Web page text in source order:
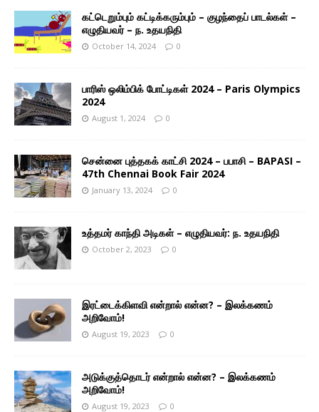
கட்டெறும்பும் கட்டிக்கரும்பும் – குழந்தைப் பாடல்கள் –
எழுதியவர் – ந. உதயநிதி
October 14, 2024 0
பாரிஸ் ஒலிம்பிக் போட்டிகள் 2024 – Paris Olympics
2024
August 1, 2024 0
சென்னை புத்தகக் காட்சி 2024 – பபாசி – BAPASI –
47th Chennai Book Fair 2024
January 13, 2024 0
உத்தமர் காந்தி அடிகள் – எழுதியவர்: ந. உதயநிதி
October 2, 2023 0
இரட்டைக்கிளவி என்றால் என்ன? – இலக்கணம்
அறிவோம்!
August 19, 2023 0
அடுக்குத்தொடர் என்றால் என்ன? – இலக்கணம்
அறிவோம்!
August 19, 2023 0